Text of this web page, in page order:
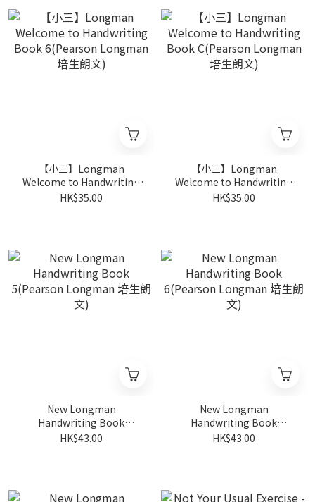
【小三】Longman
Welcome to Handwriting
HK$35.00
【小三】Longman
Welcome to Handwriting
Book C(PearsonHK$35.00
New Longman
Handwriting Book
5(Pearson Longman 培生
HK$43.00
New Longman
Handwriting Book
6(Pearson Longman 培生
HK$43.00